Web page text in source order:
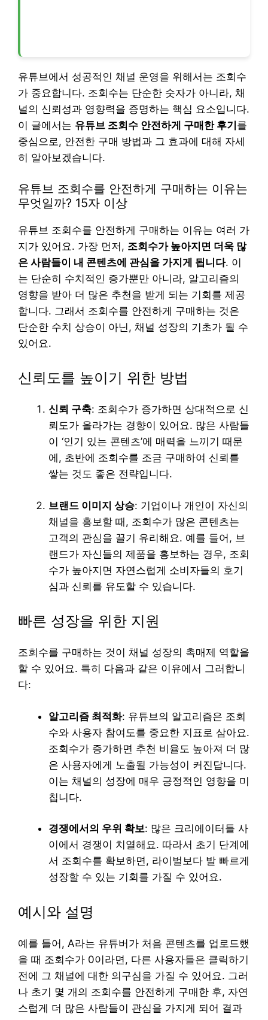
유튜브에서 성공적인 채널 운영을 위해서는 조회수
가 중요합니다. 조회수는 단순한 숫자가 아니라, 채
널의 신뢰성과 영향력을 증명하는 핵심 요소입니다.
이 글에서는 유튜브 조회수 안전하게 구매한 후기 를
중심으로, 안전한 구매 방법과 그 효과에 대해 자세
히 알아보겠습니다.
유튜브 조회수를 안전하게 구매하는 이유는
무엇일까? 15자 이상
유튜브 조회수를 안전하게 구매하는 이유는 여러 가
지가 있어요. 가장 먼저, 조회수가 높아지면 더욱 많
은 사람들이 내 콘텐츠에 관심을 가지게 됩니다. 이
는 단순히 수치적인 증가뿐만 아니라, 알고리즘의
영향을 받아 더 많은 추천을 받게 되는 기회를 제공
합니다. 그래서 조회수를 안전하게 구매하는 것은
단순한 수치 상승이 아닌, 채널 성장의 기초가 될 수
있어요.
신뢰도를 높이기 위한 방법
신뢰 구축: 조회수가 증가하면 상대적으로 신
뢰도가 올라가는 경향이 있어요. 많은 사람들
이 ‘인기 있는 콘텐츠’에 매력을 느끼기 때문
에, 초반에 조회수를 조금 구매하여 신뢰를
쌓는 것도 좋은 전략입니다.
브랜드 이미지 상승: 기업이나 개인이 자신의
채널을 홍보할 때, 조회수가 많은 콘텐츠는
고객의 관심을 끌기 유리해요. 예를 들어, 브
랜드가 자신들의 제품을 홍보하는 경우, 조회
수가 높아지면 자연스럽게 소비자들의 호기
심과 신뢰를 유도할 수 있습니다.
빠른 성장을 위한 지원
조회수를 구매하는 것이 채널 성장의 촉매제 역할을
할 수 있어요. 특히 다음과 같은 이유에서 그러합니
다:
알고리즘 최적화: 유튜브의 알고리즘은 조회
수와 사용자 참여도를 중요한 지표로 삼아요.
조회수가 증가하면 추천 비율도 높아져 더 많
은 사용자에게 노출될 가능성이 커진답니다.
이는 채널의 성장에 매우 긍정적인 영향을 미
칩니다.
경쟁에서의 우위 확보: 많은 크리에이터들 사
이에서 경쟁이 치열해요. 따라서 초기 단계에
서 조회수를 확보하면, 라이벌보다 발 빠르게
성장할 수 있는 기회를 가질 수 있어요.
예시와 설명
예를 들어, A라는 유튜버가 처음 콘텐츠를 업로드했
을 때 조회수가 0이라면, 다른 사용자들은 클릭하기
전에 그 채널에 대한 의구심을 가질 수 있어요. 그러
나 초기 몇 개의 조회수를 안전하게 구매한 후, 자연
스럽게 더 많은 사람들이 관심을 가지게 되어 결과